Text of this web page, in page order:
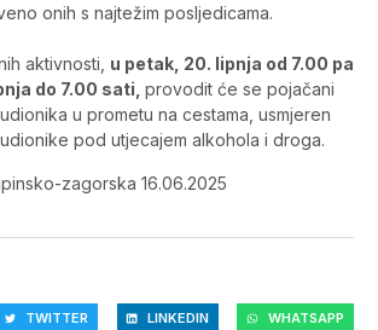
onih s najtežim posljedicama.
aktivnosti, u petak, 20. lipnja od 7.00 pa
do 7.00 sati, provodit će se pojačani
u prometu na cestama, usmjeren
pod utjecajem alkohola i droga.
zagorska 16.06.2025
TWITTER LINKEDIN WHATSAPP